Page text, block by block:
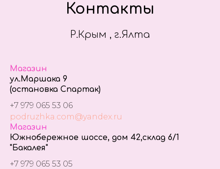
Контакты
Р.Крым , г.Ялта
Магазин
ул.Маршака 9
(остановка Спартак)
+7 979 065 53 06
podruzhka.com@yandex.ru
Магазин
Южнобережное шоссе, дом 42,склад 6/1
"Бакалея"
+7 979 065 53 05